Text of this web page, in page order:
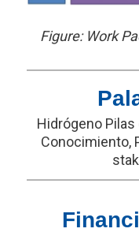
Figure: Work
Hidrógeno
Conocimiento,